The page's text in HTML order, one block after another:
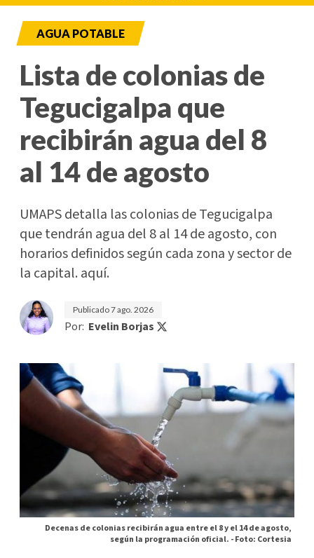
AGUA POTABLE
Lista de colonias de
Tegucigalpa que
recibirán agua del 8
al 14 de agosto
UMAPS detalla las colonias de Tegucigalpa
que tendrán agua del 8 al 14 de agosto, con
horarios definidos según cada zona y sector de
la capital. aquí.
Publicado7 ago. 2026
Por: Evelin Borjas
Decenas de colonias recibirán agua entre el 8 y el 14 de agosto,
según la programación oficial. -Foto: Cortesia